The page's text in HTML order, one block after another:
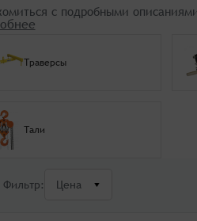
с подробными
Траверсы
Тали
Фильтр: Цена